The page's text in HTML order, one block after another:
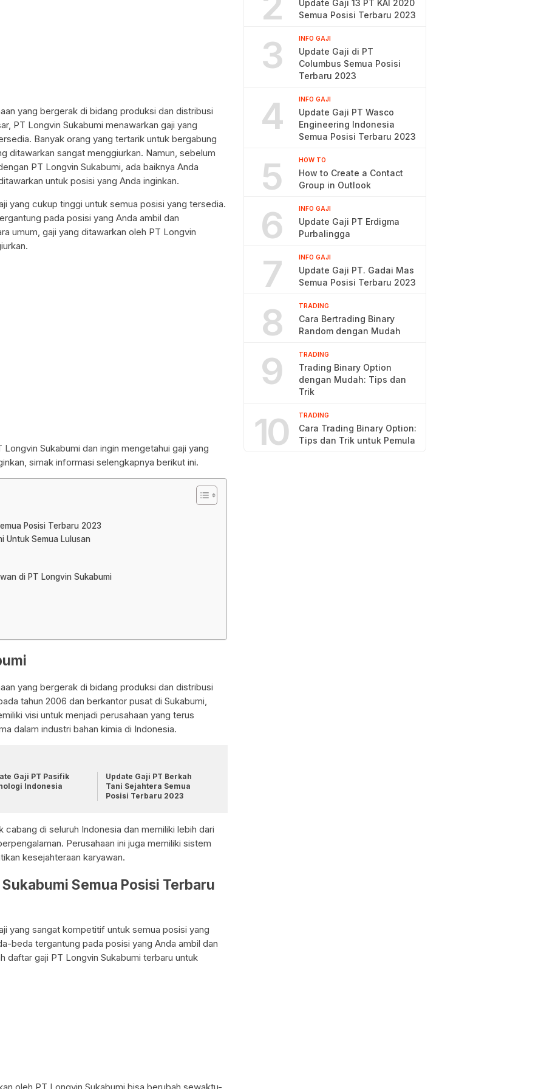
yang bergerak di bidang produksi dan distribusi
PT Longvin Sukabumi menawarkan gaji yang
Banyak orang yang tertarik untuk bergabung
ditawarkan sangat menggiurkan. Namun, sebelum
PT Longvin Sukabumi, ada baiknya Anda
untuk posisi yang Anda inginkan.
yang cukup tinggi untuk semua posisi yang tersedia.
pada posisi yang Anda ambil dan
umum, gaji yang ditawarkan oleh PT Longvin
Sukabumi dan ingin mengetahui gaji yang
simak informasi selengkapnya berikut ini.
Posisi Terbaru 2023
Untuk Semua Lulusan
di PT Longvin Sukabumi
yang bergerak di bidang produksi dan distribusi
tahun 2006 dan berkantor pusat di Sukabumi,
visi untuk menjadi perusahaan yang terus
dalam industri bahan kimia di Indonesia.
Gaji PT Pasifik
Indonesia
Update Gaji PT Berkah
Tani Sejahtera Semua
Posisi Terbaru 2023
cabang di seluruh Indonesia dan memiliki lebih dari
Perusahaan ini juga memiliki sistem
kesejahteraan karyawan.
Semua Posisi Terbaru
yang sangat kompetitif untuk semua posisi yang
beda tergantung pada posisi yang Anda ambil dan
daftar gaji PT Longvin Sukabumi terbaru untuk
oleh PT Longvin Sukabumi bisa berubah sewaktu-
Update Gaji 13 PT KAI 2020
Semua Posisi Terbaru 2023
3 INFO GAJI
Update Gaji di PT
Columbus Semua Posisi
Terbaru 2023
4 INFO GAJI
Update Gaji PT Wasco
Engineering Indonesia
Semua Posisi Terbaru 2023
5 HOW TO
How to Create a Contact
Group in Outlook
6 INFO GAJI
Update Gaji PT Erdigma
Purbalingga
7 INFO GAJI
Update Gaji PT. Gadai Mas
Semua Posisi Terbaru 2023
8 TRADING
Cara Bertrading Binary
Random dengan Mudah
9 TRADING
Trading Binary Option
dengan Mudah: Tips dan
Trik
10 TRADING
Cara Trading Binary Option:
Tips dan Trik untuk Pemula